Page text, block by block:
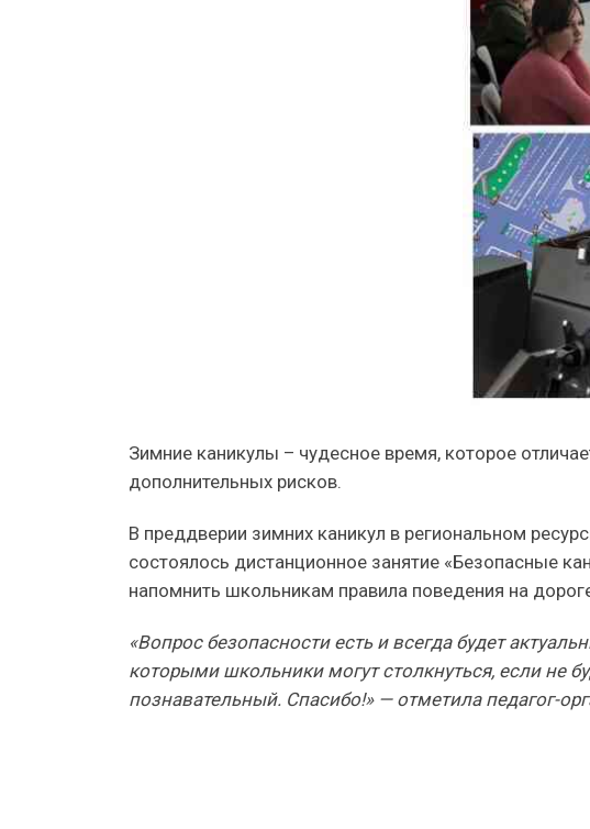
Зимние каникулы – чудесное время, которое
дополнительных рисков.
В преддверии зимних каникул в региональном
состоялось дистанционное занятие «Безопасные
напомнить школьникам правила поведения на
«Вопрос безопасности есть и всегда будет
которыми школьники могут столкнуться, если не
познавательный. Спасибо!» — отметила педагог-